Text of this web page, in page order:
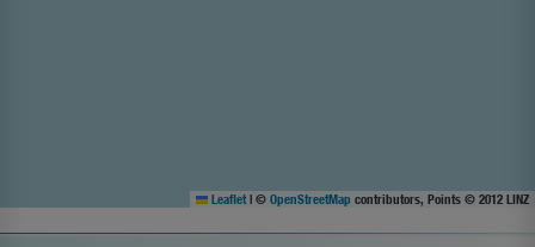
Leaflet | © OpenStreetMap contributors, Points © 2012 LINZ